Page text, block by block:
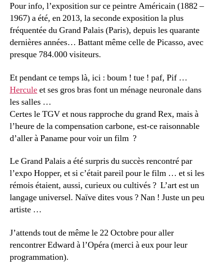
Pour info, l’exposition sur ce peintre Américain (1882 –
1967) a été, en 2013, la seconde exposition la plus
fréquentée du Grand Palais (Paris), depuis les quarante
dernières années… Battant même celle de Picasso, avec
presque 784.000 visiteurs.
Et pendant ce temps là, ici : boum ! tue ! paf, Pif …
Herculeet ses gros bras font un ménage neuronale dans
les salles …
Certes le TGV et nous rapproche du grand Rex, mais à
l’heure de la compensation carbone, est-ce raisonnable
d’aller à Paname pour voir un film ?
Le Grand Palais a été surpris du succès rencontré par
l’expo Hopper, et si c’était pareil pour le film … et si les
rémois étaient, aussi, curieux ou cultivés ? L’art est un
langage universel. Naïve dites vous ? Nan ! Juste un peu
artiste …
J’attends tout de même le 22 Octobre pour aller
rencontrer Edward à l’Opéra (merci à eux pour leur
programmation).